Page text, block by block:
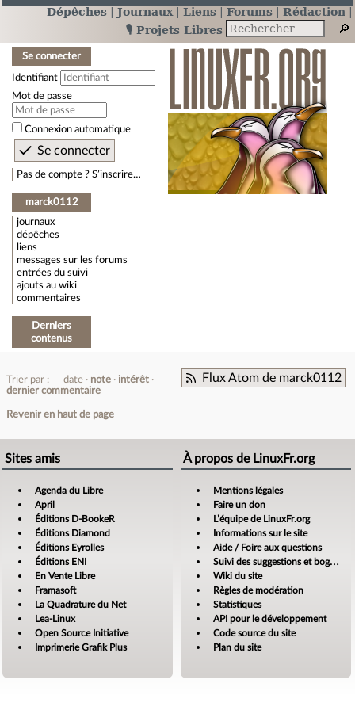
Dépêches Journaux Liens Forums
Rédaction
🎙️ Projets Libres
Se connecter
Identifiant
Mot de passe
Connexion automatique
Pas de compte ? S’inscrire…
marck0112
journaux
dépêches
liens
messages sur les forums
entrées du suivi
ajouts au wiki
commentaires
Derniers
contenus
Flux Atom de marck0112
Trier par : date note
intérêt
dernier commentaire
Revenir en haut de page
Sites amis
Agenda du Libre
April
Éditions D-BookeR
Éditions Diamond
Éditions Eyrolles
Éditions ENI
En Vente Libre
Framasoft
La Quadrature du Net
Lea-Linux
Open Source Initiative
Imprimerie Grafik Plus
À propos de LinuxFr.org
Mentions légales
Faire un don
L’équipe de LinuxFr.org
Informations sur le site
Aide / Foire aux questions
Suivi des suggestions et bogues
Wiki du site
Règles de modération
Statistiques
API pour le développement
Code source du site
Plan du site